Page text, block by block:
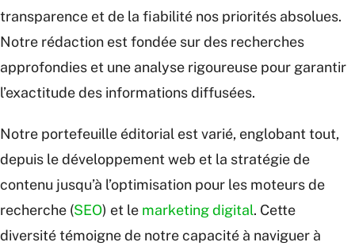
transparence et de la fiabilité nos priorités absolues.
Notre rédaction est fondée sur des recherches
approfondies et une analyse rigoureuse pour garantir
l’exactitude des informations diffusées.
Notre portefeuille éditorial est varié, englobant tout,
depuis le développement web et la stratégie de
contenu jusqu’à l’optimisation pour les moteurs de
recherche (SEO) et le marketing digital. Cette
diversité témoigne de notre capacité à naviguer à